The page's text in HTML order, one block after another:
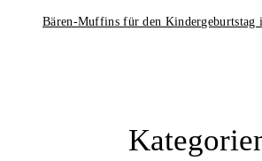
Bären-Muffins für den Kindergeburtstag